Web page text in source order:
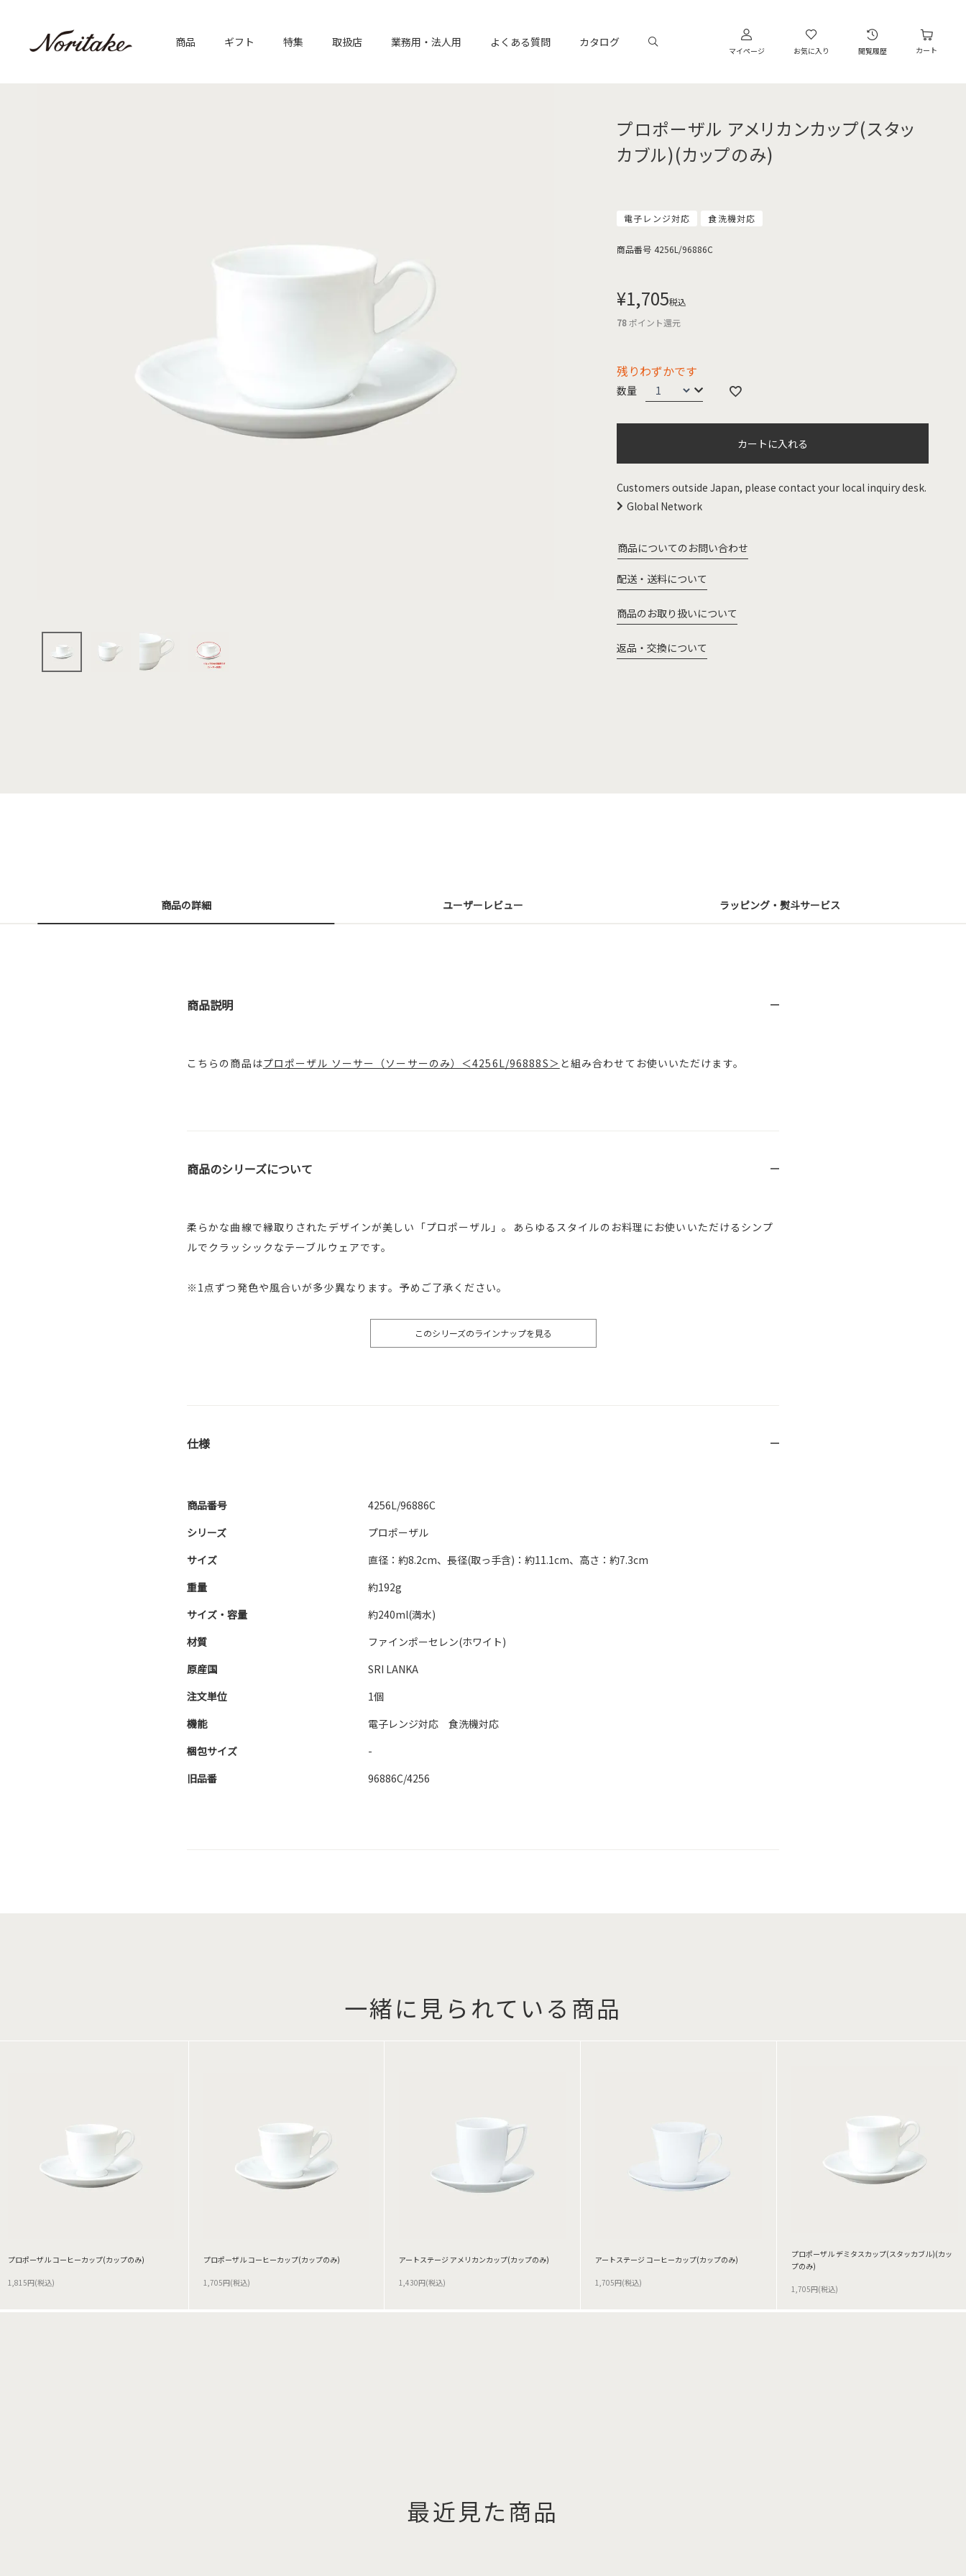
商品 ギフト 特集 取扱店 業務用・法人用 よくある質問 カタログ
マイページ お気に入り 閲覧履歴 カート
プロポーザル アメリカンカップ(スタッ
カブル)(カップのみ)
電子レンジ対応 食洗機対応
商品番号 4256L/96886C
¥1,705税込
78ポイント還元
残りわずかです
カートに入れる
Customers outside Japan, please contact your local inquiry desk.
Global Network
商品についてのお問い合わせ
配送・送料について
商品のお取り扱いについて
返品・交換について
商品の詳細 ユーザーレビュー ラッピング・熨斗サービス
商品説明
こちらの商品はプロポーザル ソーサー（ソーサーのみ）＜4256L/96888S＞ と組み合わせてお使いいただけます。
商品のシリーズについて
柔らかな曲線で縁取りされたデザインが美しい「プロポーザル」。あらゆるスタイルのお料理にお使いいただけるシンプ
ルでクラッシックなテーブルウェアです。
※1点ずつ発色や風合いが多少異なります。予めご了承ください。
このシリーズのラインナップを見る
仕様
商品番号
4256L/96886C
シリーズ
プロポーザル
サイズ
直径：約8.2cm、長径(取っ手含)：約11.1cm、高さ：約7.3cm
重量
約192g
サイズ・容量
約240ml(満水)
材質
ファインポーセレン(ホワイト)
原産国
SRI LANKA
注文単位
1個
機能
電子レンジ対応 食洗機対応
梱包サイズ
-
旧品番
96886C/4256
一緒に見られている商品
プロポーザル コーヒーカップ(カップのみ)
1,815円(税込)
プロポーザル コーヒーカップ(カップのみ)
1,705円(税込)
アートステージ アメリカンカップ(カップのみ)
1,430円(税込)
アートステージ コーヒーカップ(カップのみ)
1,705円(税込)
プロポーザル デミタスカップ(スタッカブル)(カッ
プのみ)
1,705円(税込)
最近見た商品